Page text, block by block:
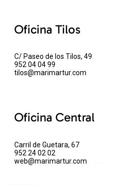
Oficina Tilos
C/ Paseo de los Tilos, 49
952 04 04 99
tilos@marimartur.com
Oficina Central
Carril de Guetara, 67
952 24 02 02
web@marimartur.com